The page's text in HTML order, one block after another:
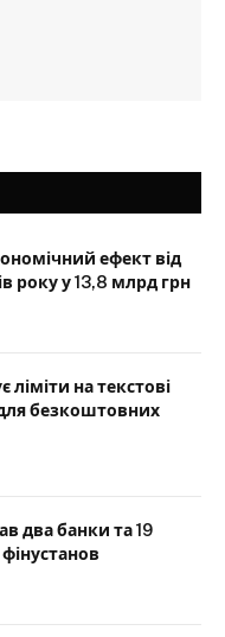
ефект від
року у 13,8 млрд грн
ліміти на текстові
безкоштовних
два банки та 19